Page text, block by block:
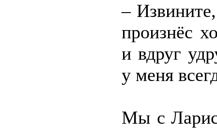
–
произнёс
и вдруг
у меня
Мы с